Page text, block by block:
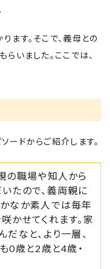
ます。そこで、義母との
いました。ここでは、
ードからご紹介します。
の職場や知人から
たので、義両親に
なか素人では毎年
かせてくれます。家
なと、より一層、
0歳と2歳と4歳・